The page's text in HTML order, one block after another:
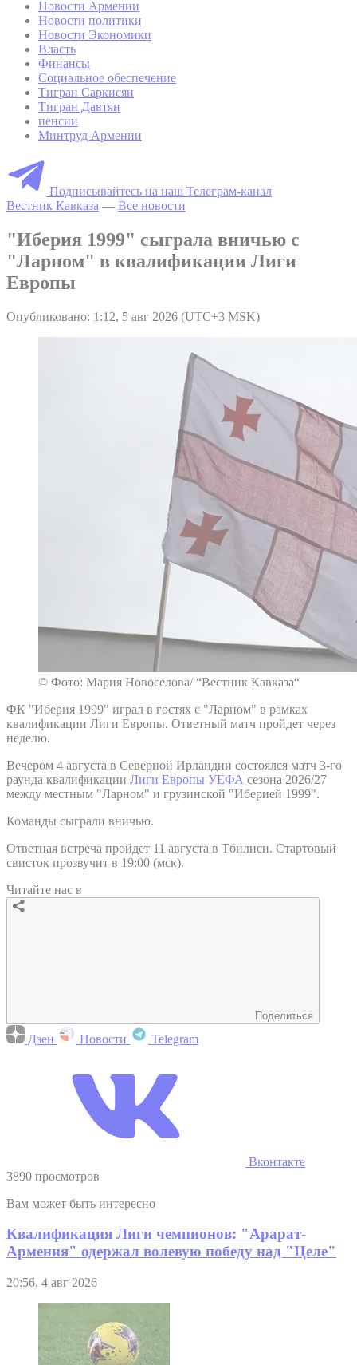
Новости Армении
Новости политики
Новости Экономики
Власть
Финансы
Социальное обеспечение
Тигран Саркисян
Тигран Давтян
пенсии
Минтруд Армении
Подписывайтесь на наш Телеграм-канал
Вестник Кавказа — Все новости
"Иберия 1999" сыграла вничью с
"Ларном" в квалификации Лиги
Европы
Опубликовано: 1:12, 5 авг 2026 (UTC+3 MSK)
© Фото: Мария Новоселова/ “Вестник Кавказа“
ФК "Иберия 1999" играл в гостях с "Ларном" в рамках
квалификации Лиги Европы. Ответный матч пройдет через
неделю.
Вечером 4 августа в Северной Ирландии состоялся матч 3-го
раунда квалификации Лиги Европы УЕФА сезона 2026/27
между местным "Ларном" и грузинской "Иберией 1999".
Команды сыграли вничью.
Ответная встреча пройдет 11 августа в Тбилиси. Стартовый
свисток прозвучит в 19:00 (мск).
Читайте нас в
Поделиться
Дзен Новости Telegram
Вконтакте
3890 просмотров
Вам может быть интересно
Квалификация Лиги чемпионов: "Арарат-
Армения" одержал волевую победу над "Целе"
20:56, 4 авг 2026